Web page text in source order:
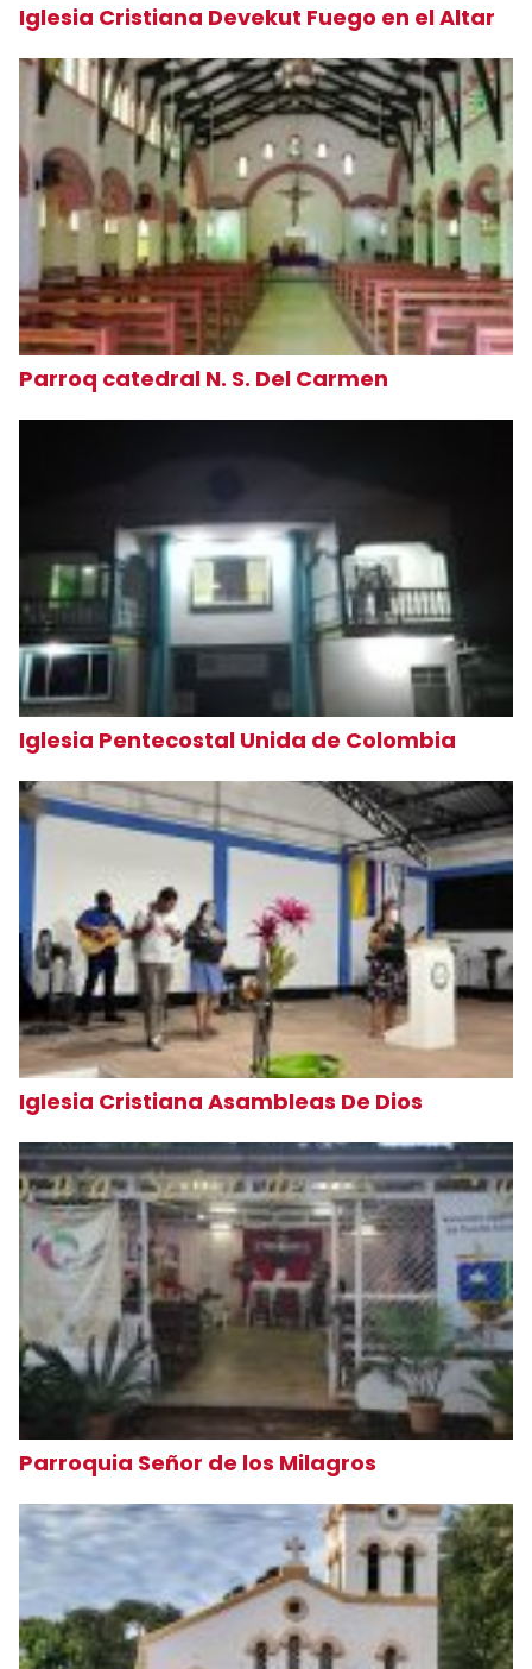
Iglesia Cristiana Devekut Fuego en el Altar
Parroq catedral N. S. Del Carmen
Iglesia Pentecostal Unida de Colombia
Iglesia Cristiana Asambleas De Dios
Parroquia Señor de los Milagros